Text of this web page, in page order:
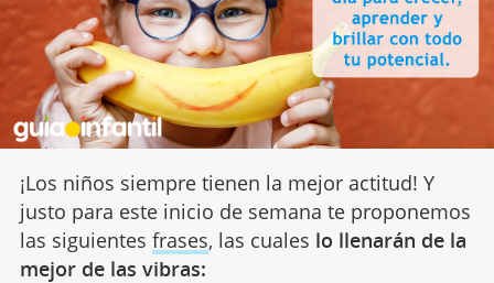
¡Los niños siempre tienen la mejor actitud! Y
justo para este inicio de semana te proponemos
las siguientes frases, las cuales lo llenarán de la
mejor de las vibras: